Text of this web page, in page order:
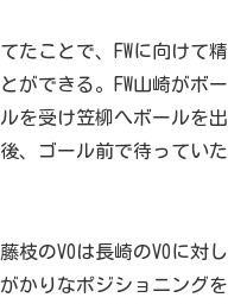
たことで、FWに向けて精
ができる。FW山崎がボー
を受け笠柳へボールを出
、ゴール前で待っていた
のVOは長崎のVOに対し
かりなポジショニングを